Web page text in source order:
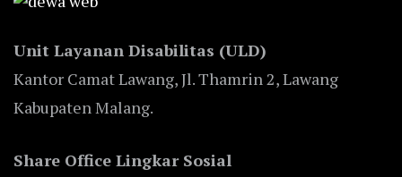
Unit Layanan Disabilitas (ULD)
Kantor Camat Lawang, Jl. Thamrin 2, Lawang
Kabupaten Malang.
Share Office Lingkar Sosial